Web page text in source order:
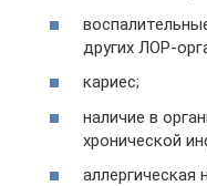
других ЛОР-
кариес;
наличие в
хронической
аллергическая